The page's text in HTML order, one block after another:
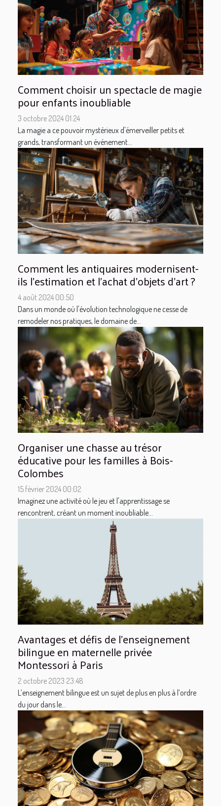
Comment choisir un spectacle de magie
pour enfants inoubliable
3 octobre 2024 01:24
La magie a ce pouvoir mystérieux d'émerveiller petits et
grands, transformant un événement...
Comment les antiquaires modernisent-
ils l'estimation et l'achat d'objets d'art ?
4 août 2024 00:50
Dans un monde où l'évolution technologique ne cesse de
remodeler nos pratiques, le domaine de...
Organiser une chasse au trésor
éducative pour les familles à Bois-
Colombes
15 février 2024 00:02
Imaginez une activité où le jeu et l'apprentissage se
rencontrent, créant un moment inoubliable...
Avantages et défis de l'enseignement
bilingue en maternelle privée
Montessori à Paris
2 octobre 2023 23:48
L’enseignement bilingue est un sujet de plus en plus à l’ordre
du jour dans le...